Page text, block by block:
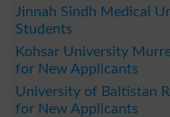
Jinnah Sindh Medical
Students
Kohsar University
for New Applicants
University of Baltistan
for New Applicants